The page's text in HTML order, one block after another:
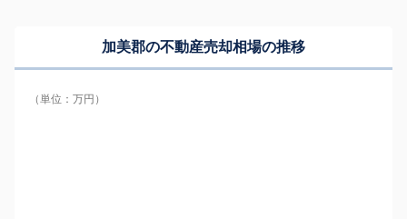
加美郡の不動産売却相場の推移
（単位：万円）